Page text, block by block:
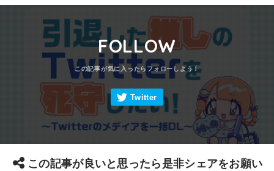
FOLLOW
この記事が良いと思ったら是非シェアをお願い